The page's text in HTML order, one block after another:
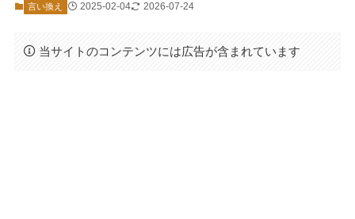
言い換え 2025-02-04 2026-07-24
当サイトのコンテンツには広告が含まれています